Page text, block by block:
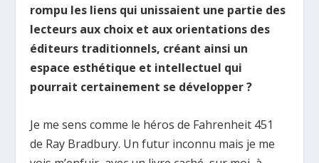
rompu les liens qui unissaient une partie des
lecteurs aux choix et aux orientations des
éditeurs traditionnels, créant ainsi un
espace esthétique et intellectuel qui
pourrait certainement se développer ?
Je me sens comme le héros de Fahrenheit 451
de Ray Bradbury. Un futur inconnu mais je me